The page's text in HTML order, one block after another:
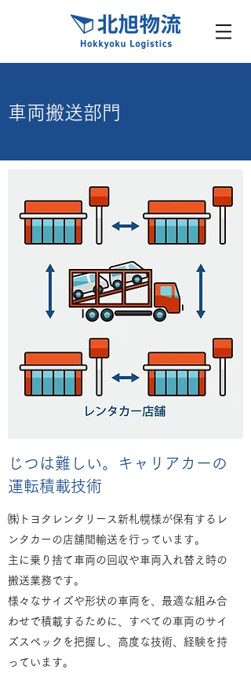
​車両搬送部門
じつは難しい。キャリアカーの
運転積載技術
㈱トヨタレンタリース新札幌様が保有するレ
ンタカーの店舗間輸送を行っています。
主に乗り捨て車両の回収や車両入れ替え時の
搬送業務です。
様々なサイズや形状の車両を、最適な組み合
わせで積載するために、すべての車両のサイ
ズスペックを把握し、高度な技術、経験を持
っています。